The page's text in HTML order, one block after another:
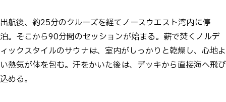
出航後、約25分のクルーズを経てノースウエスト湾内に停
泊。そこから90分間のセッションが始まる。薪で焚くノルデ
ィックスタイルのサウナは、室内がしっかりと乾燥し、心地よ
い熱気が体を包む。汗をかいた後は、デッキから直接海へ飛び
込める。